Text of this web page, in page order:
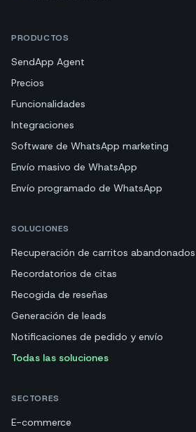
PRODUCTOS
SendApp Agent
Precios
Funcionalidades
Integraciones
Software de WhatsApp marketing
Envío masivo de WhatsApp
Envío programado de WhatsApp
SOLUCIONES
Recuperación de carritos abandonados
Recordatorios de citas
Recogida de reseñas
Generación de leads
Notificaciones de pedido y envío
Todas las soluciones
SECTORES
E-commerce